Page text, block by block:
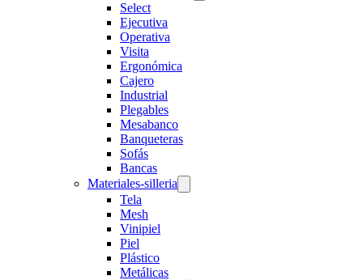
Select
Ejecutiva
Operativa
Visita
Ergonómica
Cajero
Industrial
Plegables
Mesabanco
Banqueteras
Sofás
Bancas
Materiales-silleria
Tela
Mesh
Vinipiel
Piel
Plástico
Metálicas